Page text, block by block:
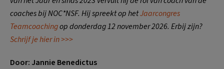
coaches bij NOC*NSF. Hij spreekt op hetJaarcongres
Teamcoachingop donderdag 12 november 2026. Erbij zijn?
Schrijf je hier in >>>
Door: Jannie Benedictus